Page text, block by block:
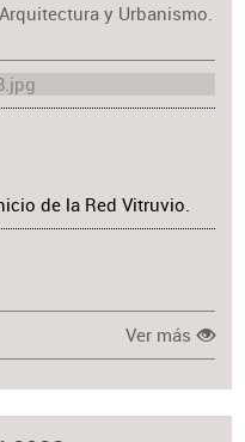
y Urbanismo.
de la Red Vitruvio.
Ver más